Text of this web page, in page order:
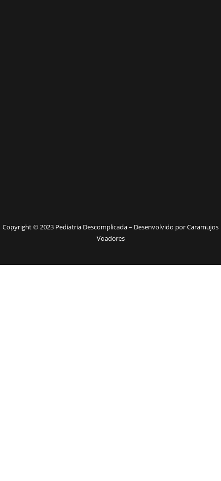
Copyright © 2023 Pediatria Descomplicada – Desenvolvido por Caramujos
Voadores